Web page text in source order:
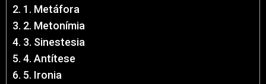
1. Metáfora
2. Metonímia
3. Sinestesia
4. Antítese
5. Ironia